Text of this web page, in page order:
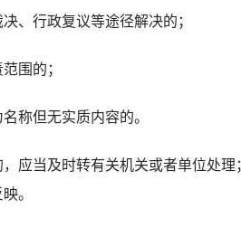
行政复议等途径解决的；
围的；
称但无实质内容的。
当及时转有关机关或者单位处理
。